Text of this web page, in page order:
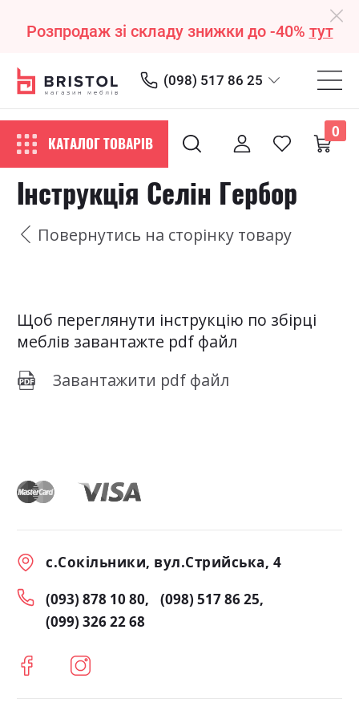
Розпродаж зі складу знижки до -40% тут
(098) 517 86 25
КАТАЛОГ ТОВАРІВ
0
Інструкція Селін Гербор
Повернутись на сторінку товару
Щоб переглянути інструкцію по збірці
меблів завантажте pdf файл
Завантажити pdf файл
с.Сокільники, вул.Стрийська, 4
(093) 878 10 80
(098) 517 86 25
(099) 326 22 68